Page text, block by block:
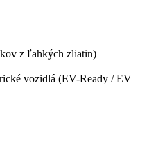
z ľahkých zliatin)
vozidlá (EV-Ready / EV